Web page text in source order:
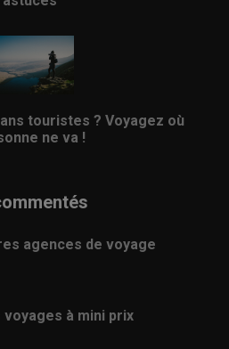
touristes ? Voyagez où
ne va !
agences de voyage
voyages à mini prix